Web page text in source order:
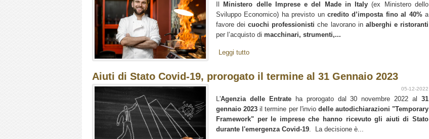
Ministero delle Imprese e del Made in Italy (ex Ministero dello
Sviluppo Economico) ha previsto un credito d’imposta fino al 40%a
favore deicuochi professionisti che lavorano in alberghi e ristoranti
per l’acquisto di macchinari, strumenti,...
Leggi tutto
Aiuti di Stato Covid-19, prorogato il termine al 31 Gennaio 2023
05-12-2022
L'Agenzia delle Entrateha prorogato dal 30 novembre 2022 al31
gennaio 2023 il termine per l'invio delle autodichiarazioni "Temporary
Framework" per le imprese che hanno ricevuto gli aiuti di Stato
durante l'emergenza Covid-19. La decisione è...